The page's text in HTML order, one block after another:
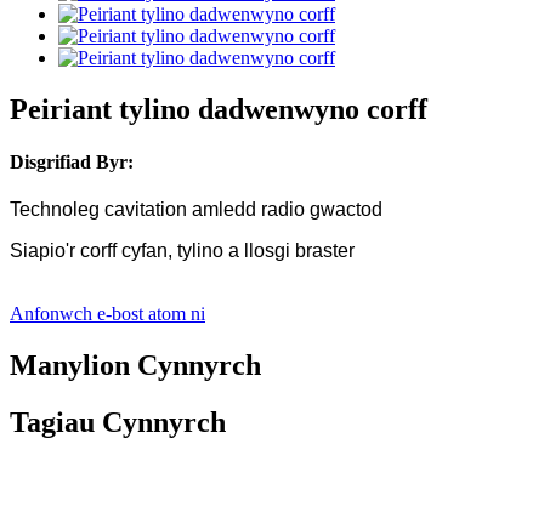
Peiriant tylino dadwenwyno corff
Disgrifiad Byr:
Technoleg cavitation amledd radio gwactod
Siapio'r corff cyfan, tylino a llosgi braster
Anfonwch e-bost atom ni
Manylion Cynnyrch
Tagiau Cynnyrch